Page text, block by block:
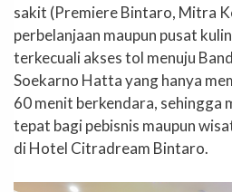
sakit (Premiere Bintaro, Mitra
perbelanjaan maupun pusat
terkecuali akses tol menuju
Soekarno Hatta yang hanya
60 menit berkendara, sehingga
tepat bagi pebisnis maupun
di Hotel Citradream Bintaro.